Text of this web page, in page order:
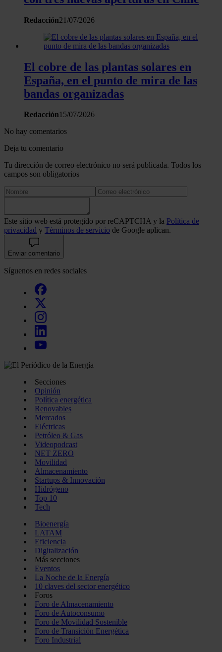
Redacción21/07/2026
El cobre de las plantas solares en
España, en el punto de mira de las
bandas organizadas
Redacción15/07/2026
No hay comentarios
Deja tu comentario
Tu dirección de correo electrónico no será publicada. Todos los
campos son obligatorios
Este sitio web está protegido por reCAPTCHA y la Política de
privacidad y Términos de servicio de Google aplican.
Enviar comentario
Síguenos en redes sociales
Secciones
Opinión
Política energética
Renovables
Mercados
Eléctricas
Petróleo & Gas
Videopodcast
NET ZERO
Movilidad
Almacenamiento
Startups & Innovación
Hidrógeno
Top 10
Tech
Bioenergía
LATAM
Eficiencia
Digitalización
Más secciones
Eventos
La Noche de la Energía
10 claves del sector energético
Foros
Foro de Almacenamiento
Foro de Autoconsumo
Foro de Movilidad Sostenible
Foro de Transición Energética
Foro Industrial